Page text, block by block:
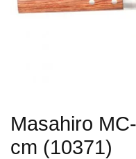
Masahiro
cm (10371)